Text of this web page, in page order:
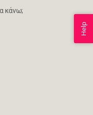
κάνω;
Help